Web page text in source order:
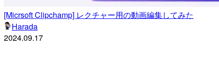
[Micrsoft Clipchamp] レクチャー用の動画編集してみた
Harada
2024.09.17